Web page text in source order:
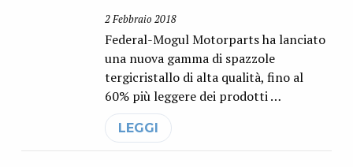
2 Febbraio 2018
Federal-Mogul Motorparts ha lanciato
una nuova gamma di spazzole
tergicristallo di alta qualità, fino al
60% più leggere dei prodotti …
LEGGI